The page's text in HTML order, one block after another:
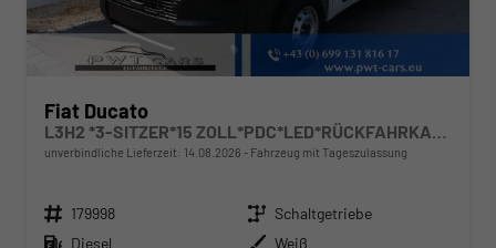
Fiat Ducato
L3H2 *3-SITZER*15 ZOLL*PDC*LED*RÜCKFAHRKAMERA*DAB*KLIMA*HECKTÜRE 260°*
unverbindliche Lieferzeit: 14.08.2026 Fahrzeug mit Tageszulassung
Fahrzeugnr. 179998 Getriebe Schaltgetriebe
Kraftstoff Diesel Außenfarbe Weiß